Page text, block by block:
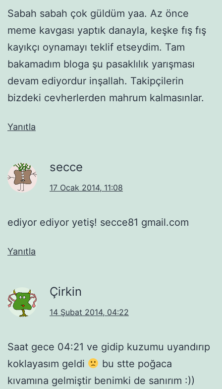
Sabah sabah çok güldüm yaa. Az önce
meme kavgası yaptık danayla, keşke fış fış
kayıkçı oynamayı teklif etseydim. Tam
bakamadım bloga şu pasaklılık yarışması
devam ediyordur inşallah. Takipçilerin
bizdeki cevherlerden mahrum kalmasınlar.
Yanıtla
secce
17 Ocak 2014, 11:08
ediyor ediyor yetiş! secce81 gmail.com
Yanıtla
Çirkin
14 Şubat 2014, 04:22
Saat gece 04:21 ve gidip kuzumu uyandırıp
koklayasım geldi
bu stte poğaca
kıvamına gelmiştir benimki de sanırım :))